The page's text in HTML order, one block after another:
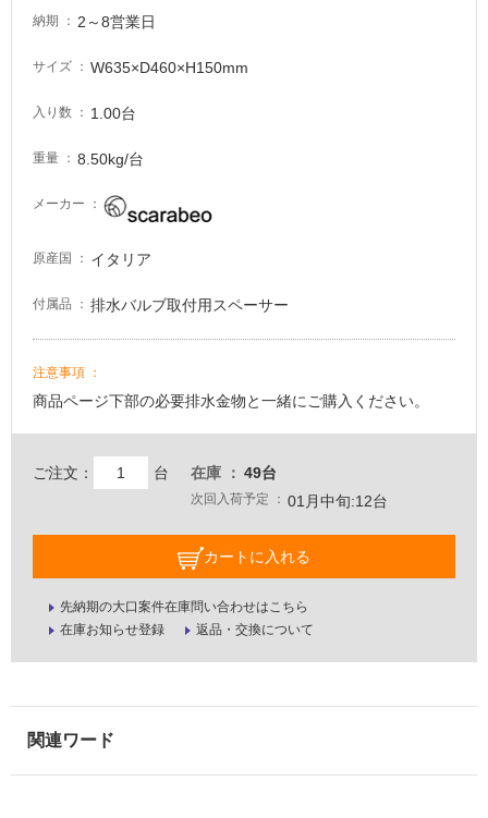
納期 2～8営業日
サイズ W635×D460×H150mm
入り数 1.00台
重量 8.50kg/台
メーカー
原産国 イタリア
付属品 排水バルブ取付用スペーサー
注意事項
商品ページ下部の必要排水金物と一緒にご購入ください。
ご注文： 台 在庫 49台
次回入荷予定 01月中旬:12台
カートに入れる
先納期の大口案件在庫問い合わせはこちら
在庫お知らせ登録
返品・交換について